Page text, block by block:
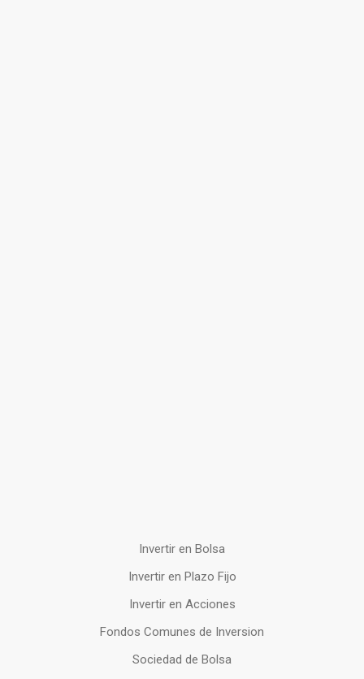
Invertir en Bolsa
Invertir en Plazo Fijo
Invertir en Acciones
Fondos Comunes de Inversion
Sociedad de Bolsa